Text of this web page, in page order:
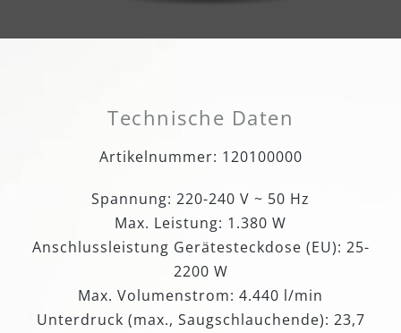
Technische Daten
Artikelnummer: 120100000
Spannung: 220-240 V ~ 50 Hz
Max. Leistung: 1.380 W
Anschlussleistung Gerätesteckdose (EU): 25-
2200 W
Max. Volumenstrom: 4.440 l/min
Unterdruck (max., Saugschlauchende): 23,7